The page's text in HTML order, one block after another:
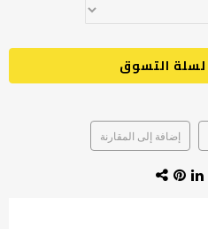
التسوق
إضافة إلى المقارنة